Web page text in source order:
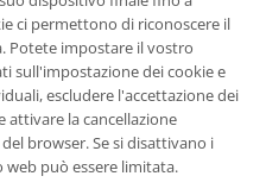
ci permettono di riconoscere il
Potete impostare il vostro
sull'impostazione dei cookie e
escludere l'accettazione dei
attivare la cancellazione
browser. Se si disattivano i
può essere limitata.